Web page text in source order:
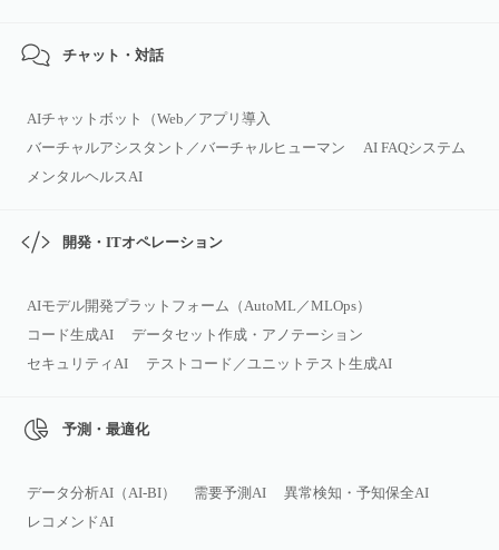
チャット・対話
AIチャットボット（Web／アプリ導入
バーチャルアシスタント／バーチャルヒューマン
AI FAQシステム
メンタルヘルスAI
開発・ITオペレーション
AIモデル開発プラットフォーム（AutoML／MLOps）
コード生成AI
データセット作成・アノテーション
セキュリティAI
テストコード／ユニットテスト生成AI
予測・最適化
データ分析AI（AI‑BI） 需要予測AI
異常検知・予知保全AI
レコメンドAI